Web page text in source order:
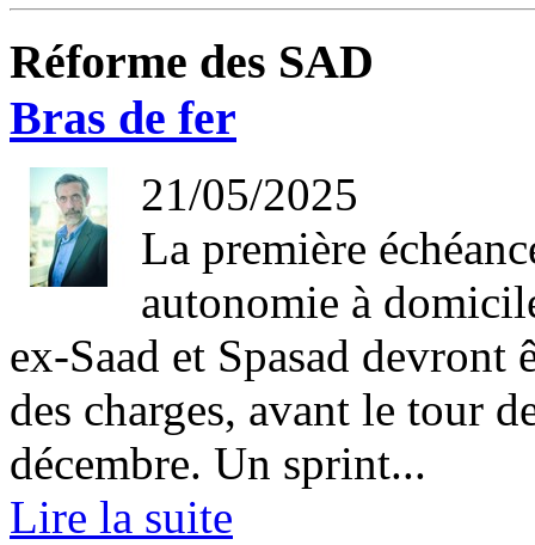
Réforme des SAD
Bras de fer
21/05/2025
La première
autonomie à
ex-Saad et Spasad
des charges, avant le tour
décembre. Un sprint...
Lire la suite